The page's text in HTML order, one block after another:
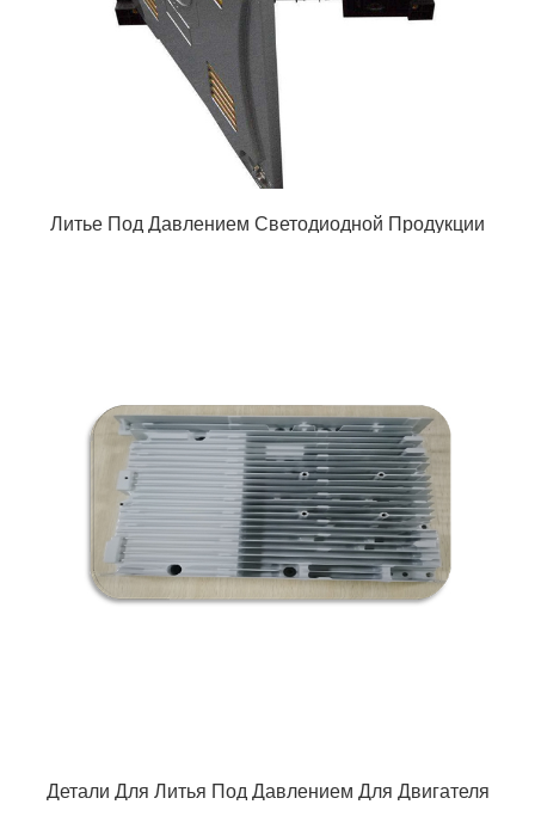
Литье Под Давлением Светодиодной Продукции
Детали Для Литья Под Давлением Для Двигателя